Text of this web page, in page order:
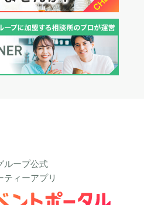
ループ公式
ティーアプリ